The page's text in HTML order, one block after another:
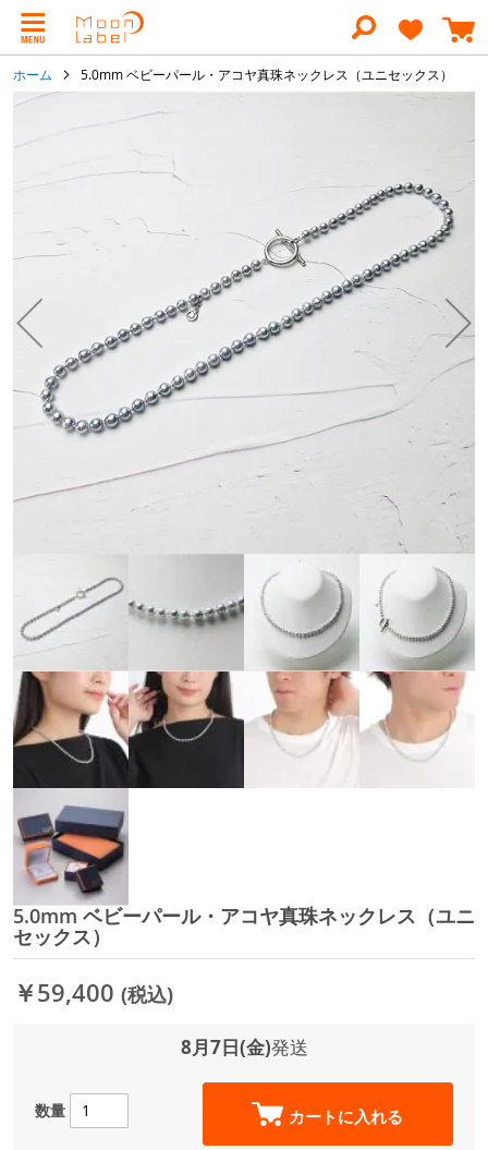
ン
ン
に
検
ホーム 5.0mm ベビーパール・アコヤ真珠ネックレス（ユニセックス）
イ
リ
最
後
イ
メ
ー
ジ
ギ
5.0mm ベビーパール・アコヤ真珠ネックレス（ユニ
セックス）
￥59,400 (税込)
8月7日(金)発送
数量 カートに入れる